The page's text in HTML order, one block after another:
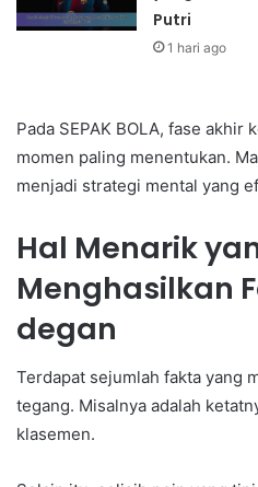
Putri
1 hari ago
Pada SEPAK BOLA, fase
momen paling menentukan.
menjadi strategi mental yang
Hal Menarik
Menghasilkan
degan
Terdapat sejumlah fakta yang
tegang. Misalnya adalah
klasemen.